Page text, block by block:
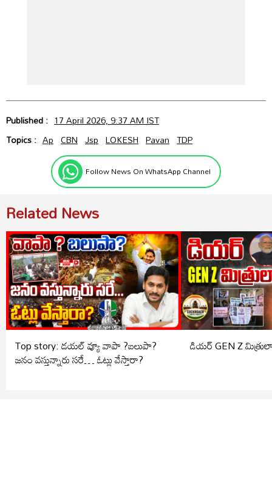
Published : 17 April 2026, 9:37 AM IST
Topics : Ap CBN Jsp LOKESH Pavan TDP
Follow News On WhatsApp Channel
Related News
Top story: డయల్ వ్యూ వాపా ?బలుపా?
జనం వస్తున్నారు సరే… ఓట్లు వేస్తారా?
డియర్ GEN Z